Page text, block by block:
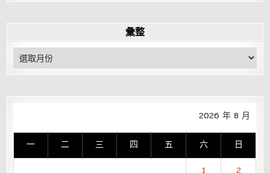
彙整
彙
整
2026 年 8 月
一 二 三 四 五 六 日
1
2